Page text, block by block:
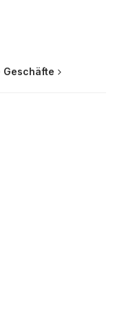
Geschäfte